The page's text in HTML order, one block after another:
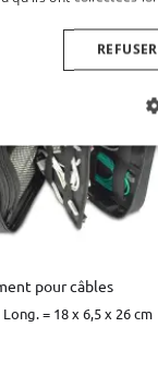
pour câbles
= 18 x 6,5 x 26 cm